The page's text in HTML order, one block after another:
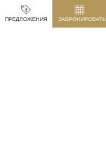
ПРЕДЛОЖЕНИЯ ЗАБРОНИРОВАТЬ